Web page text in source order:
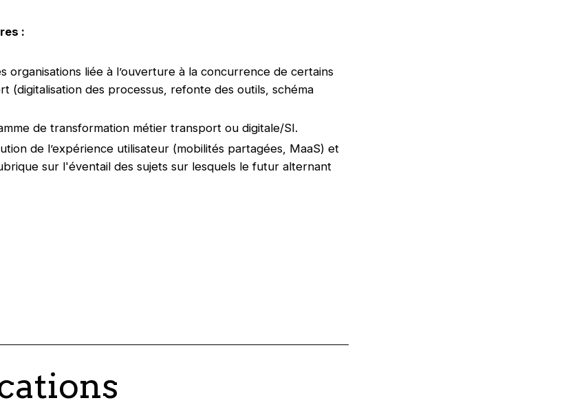
:
organisations liée à l’ouverture à la concurrence de certains
(digitalisation des processus, refonte des outils, schéma
de transformation métier transport ou digitale/SI.
de l’expérience utilisateur (mobilités partagées, MaaS) et
sur l'éventail des sujets sur lesquels le futur alternant